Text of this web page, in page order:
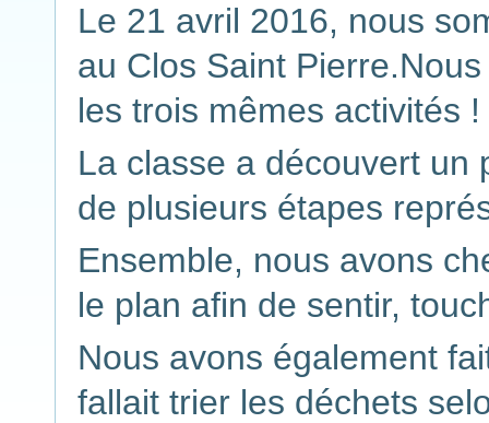
Le 21 avril 2016, nous
au Clos Saint
les trois mêmes activités !
La classe a découvert un
de plusieurs étapes
Ensemble, nous avons
le plan afin de sentir,
Nous avons également
fallait trier les déchets